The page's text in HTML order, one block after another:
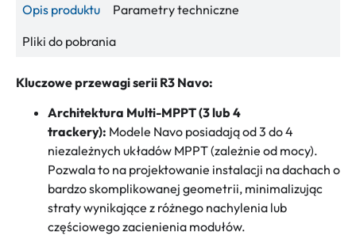
Opis produktu
Parametry techniczne
Pliki do pobrania
Kluczowe przewagi serii R3 Navo:
Architektura Multi-MPPT (3 lub 4
trackery): Modele Navo posiadają od 3 do 4
niezależnych układów MPPT (zależnie od mocy).
Pozwala to na projektowanie instalacji na dachach o
bardzo skomplikowanej geometrii, minimalizując
straty wynikające z różnego nachylenia lub
częściowego zacienienia modułów.